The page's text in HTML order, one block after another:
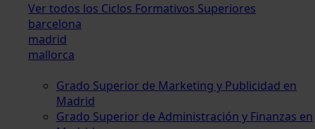
Ver todos los Ciclos Formativos Superiores
barcelona
madrid
mallorca
Grado Superior de Marketing y Publicidad en
Madrid
Grado Superior de Administración y Finanzas en